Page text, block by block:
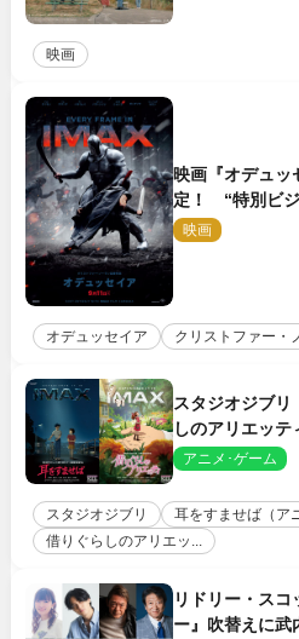
映画
映画『オデュッ
定！ “特別ビジ
映画
オデュッセイア クリストファー・
スタジオジブリ
しのアリエッテ
IMAX上映決定！
アニメ･ゲーム
スタジオジブリ
耳をすませば（ア
借りぐらしのアリエッ...
リドリー・スコ
ー』吹替えに武